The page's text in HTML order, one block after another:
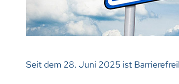
Seit dem 28. Juni 2025 ist